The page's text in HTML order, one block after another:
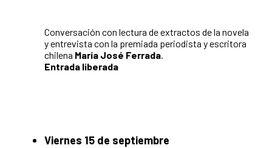
Conversación con lectura de extractos de la novela
y entrevista con la premiada periodista y escritora
chilena María José Ferrada.
Entrada liberada
Viernes 15 de septiembre